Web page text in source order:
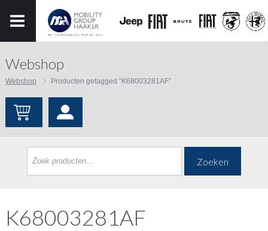
Webshop
Webshop Producten getagged “K68003281AF”
Zoeken
K68003281AF